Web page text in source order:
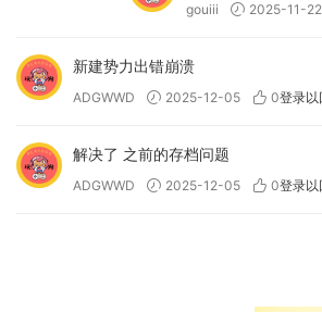
gouiii 2025-11-22
新建势力出错崩溃
ADGWWD 2025-12-05 0登录以
解决了 之前的存档问题
ADGWWD 2025-12-05 0登录以